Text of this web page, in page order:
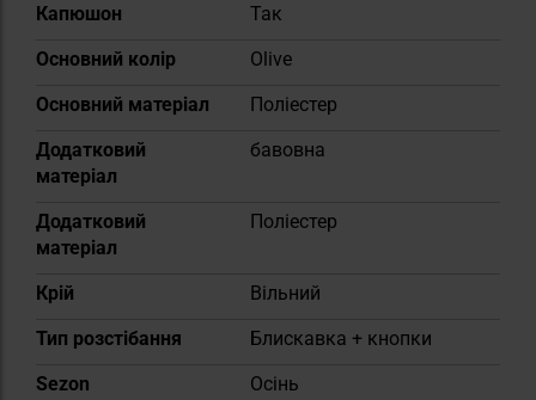
Капюшон
Так
Основний колір
Olive
Основний матеріал
Поліестер
Додатковий
матеріал
бавовна
Додатковий
матеріал
Поліестер
Крій
Вільний
Тип розстібання
Блискавка + кнопки
Sezon
Осінь